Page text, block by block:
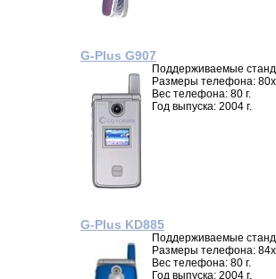
G-Plus G907
Поддерживаемые
Размеры телефона:
Вес телефона: 80 г.
Год выпуска: 2004 г.
G-Plus KD885
Поддерживаемые
Размеры телефона:
Вес телефона: 80 г.
Год выпуска: 2004 г.